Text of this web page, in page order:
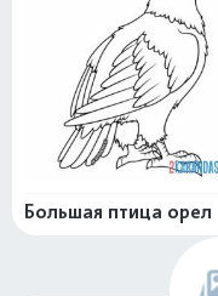
Большая птица орел